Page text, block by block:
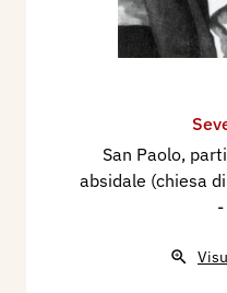
San Paolo,
absidale (chiesa